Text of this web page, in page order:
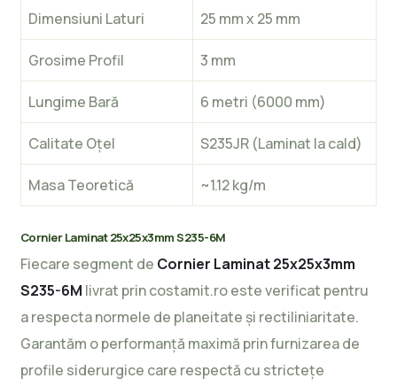
Dimensiuni Laturi 25 mm x 25 mm
Grosime Profil 3 mm
Lungime Bară 6 metri (6000 mm)
Calitate Oțel S235JR (Laminat la cald)
Masa Teoretică ~1.12 kg/m
Cornier Laminat 25x25x3mm S235-6M
Fiecare segment de Cornier Laminat 25x25x3mm
S235-6M livrat prin costamit.ro este verificat pentru
a respecta normele de planeitate și rectiliniaritate.
Garantăm o performanță maximă prin furnizarea de
profile siderurgice care respectă cu strictețe